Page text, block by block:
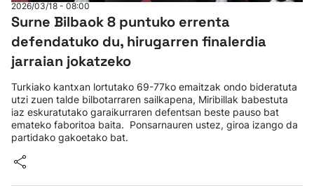
2026/03/18 - 08:00
Surne Bilbaok 8 puntuko errenta
defendatuko du, hirugarren finalerdia
jarraian jokatzeko
Turkiako kantxan lortutako 69-77ko emaitzak ondo bideratuta
utzi zuen talde bilbotarraren sailkapena, Miribillak babestuta
iaz eskuratutako garaikurraren defentsan beste pauso bat
emateko faboritoa baita. Ponsarnauren ustez, giroa izango da
partidako gakoetako bat.